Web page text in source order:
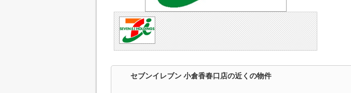
セブンイレブン 小倉香春口店の近くの物件